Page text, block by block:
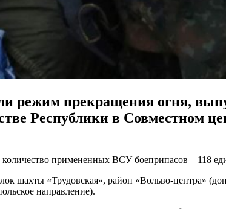
режим прекращения огня,
Республики в Совместном
примененных ВСУ боеприпасов – 118
шахты «Трудовская», район «Вольво-центра»
направление).